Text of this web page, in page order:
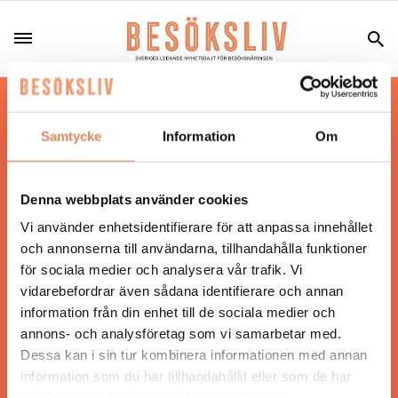
Samtycke Information Om
Denna webbplats använder cookies
Vi använder enhetsidentifierare för att anpassa innehållet
och annonserna till användarna, tillhandahålla funktioner
för sociala medier och analysera vår trafik. Vi
vidarebefordrar även sådana identifierare och annan
information från din enhet till de sociala medier och
annons- och analysföretag som vi samarbetar med.
Dessa kan i sin tur kombinera informationen med annan
information som du har tillhandahållit eller som de har
Hos oss läser du landets mest uppdaterade
nyheter och snackisar inom besöksnäringen.
Besöksliv i sin tryckta form är ett affärsmagasin
Tidningen ges ut avVisita
ANSVARIG UTGIVARE
Jonas Siljhammar
UPPHOVSRÄTT